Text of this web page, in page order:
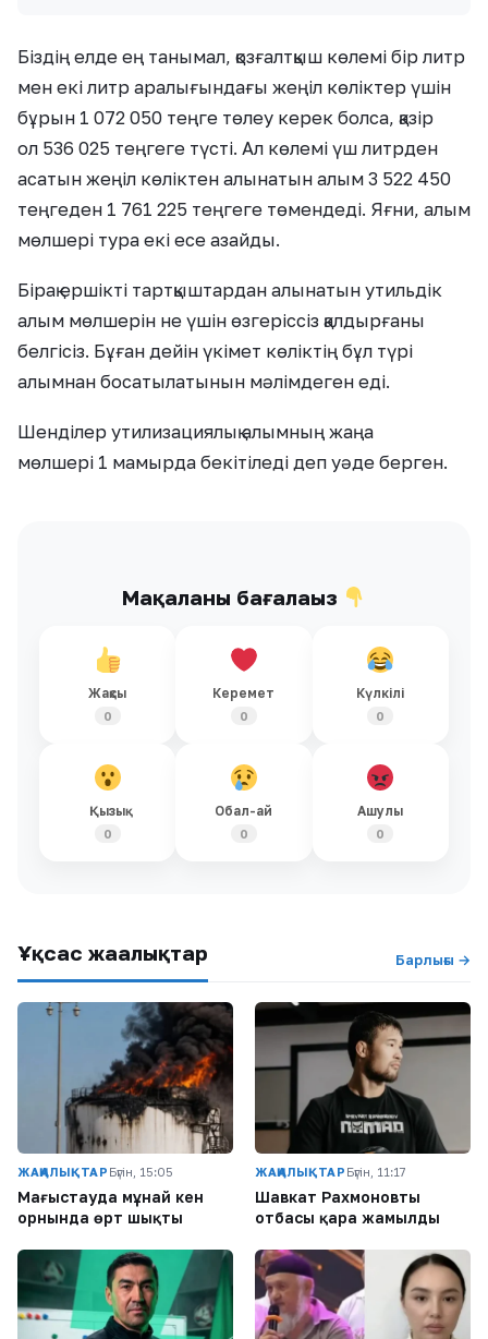
Біздің елде ең танымал, қозғалтқыш көлемі бір литр
мен екі литр аралығындағы жеңіл көліктер үшін
бұрын 1 072 050 теңге төлеу керек болса, қазір
ол 536 025 теңгеге түсті. Ал көлемі үш литрден
асатын жеңіл көліктен алынатын алым 3 522 450
теңгеден 1 761 225 теңгеге төмендеді. Яғни, алым
мөлшері тура екі есе азайды.
Бірақ ершікті тартқыштардан алынатын утильдік
алым мөлшерін не үшін өзгеріссіз қалдырғаны
белгісіз. Бұған дейін үкімет көліктің бұл түрі
алымнан босатылатынын мәлімдеген еді.
Шенділер утилизациялық алымның жаңа
мөлшері 1 мамырда бекітіледі деп уәде берген.
Мақаланы бағалаңыз
Жақсы
0
Керемет
0
Күлкілі
0
Қызық
0
Обал-ай
0
Ашулы
0
Ұқсас жаңалықтар Барлығы →
ЖАҢАЛЫҚТАР Бүгін, 15:05
Маңғыстауда мұнай кен
орнында өрт шықты
ЖАҢАЛЫҚТАР Бүгін, 11:17
Шавкат Рахмоновтың
отбасы қара жамылды